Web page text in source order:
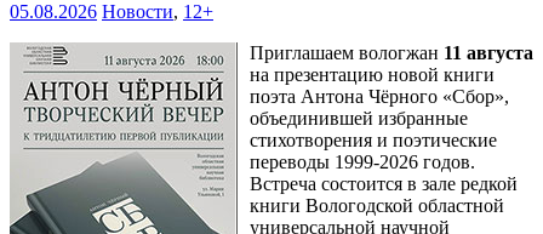
05.08.2026 Новости, 12+
Приглашаем вологжан 11 августа
на презентацию новой книги
поэта Антона Чёрного «Сбор»,
объединившей избранные
стихотворения и поэтические
переводы 1999-2026 годов.
Встреча состоится в зале редкой
книги Вологодской областной
универсальной научной